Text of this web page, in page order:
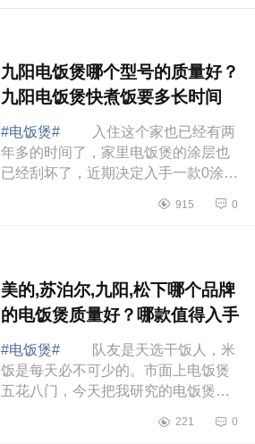
九阳电饭煲哪个型号的质量好？
九阳电饭煲快煮饭要多长时间
#电饭煲#
入住这个家也已经有两
年多的时间了，家里电饭煲的涂层也
已经刮坏了，近期决定入手一款0涂层
电饭煲哪个型号的质量好？九阳电饭
915 0
美的,苏泊尔,九阳,松下哪个品牌
的电饭煲质量好？哪款值得入手
#电饭煲#
队友是天选干饭人，米
饭是每天必不可少的。市面上电饭煲
五花八门，今天把我研究的电饭煲的
难，下面小编为大家介绍下美的,苏泊
221 0